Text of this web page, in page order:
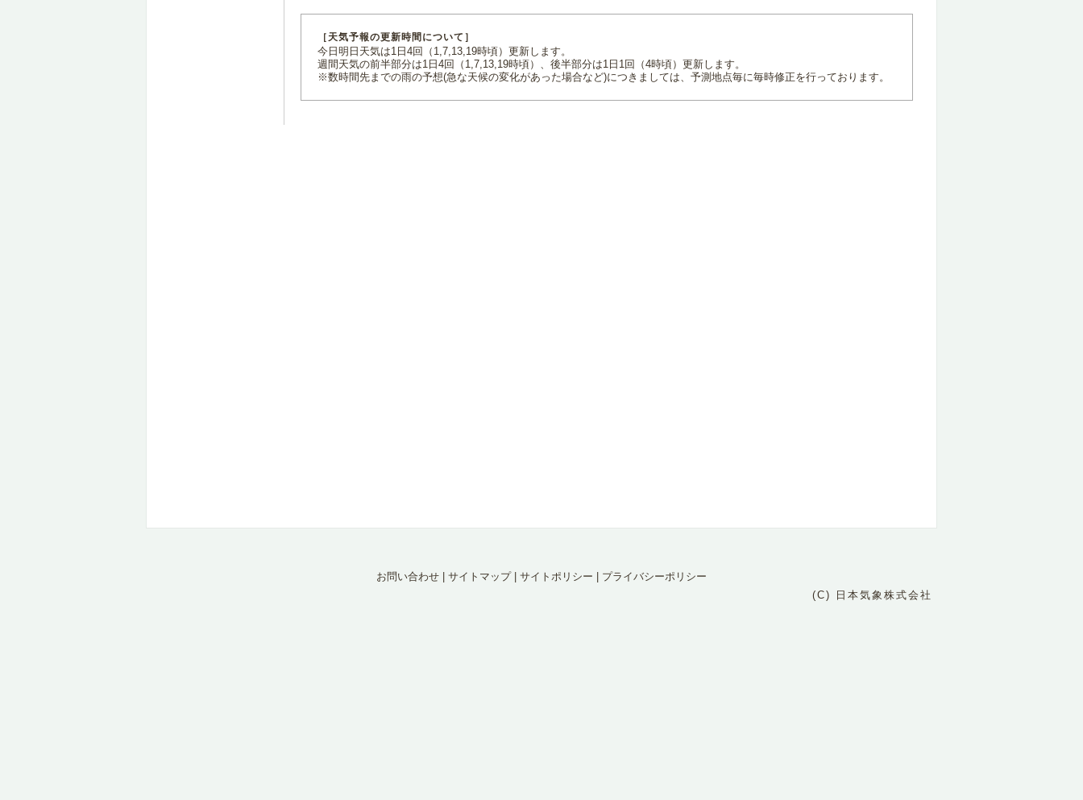
［天気予報の更新時間について］
今日明日天気は1日4回（1,7,13,19時頃）更新します。
週間天気の前半部分は1日4回（1,7,13,19時頃）、後半部分は1日1回（4時頃）更新します。
※数時間先までの雨の予想(急な天候の変化があった場合など)につきましては、予測地点毎に毎時修正を行っております。
お問い合わせ サイトマップ| サイトポリシー
プライバシーポリシー
(C) 日本気象株式会社